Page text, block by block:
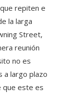
repiten e
la larga
Street,
reunión
no es
a largo plazo
que este es